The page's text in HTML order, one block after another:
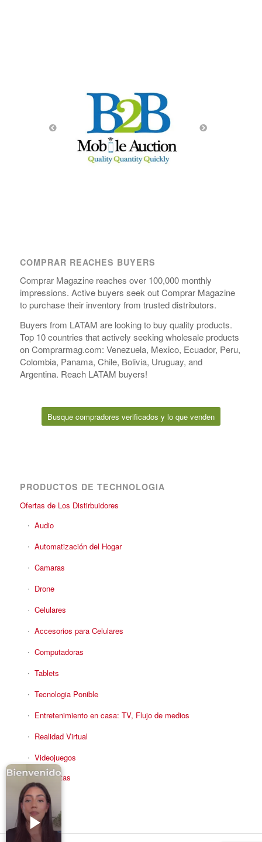
COMPRAR REACHES BUYERS
Comprar Magazine reaches over 100,000 monthly
impressions. Active buyers seek out Comprar Magazine
to purchase their inventory from trusted distributors.
Buyers from LATAM are looking to buy quality products.
Top 10 countries that actively seeking wholesale products
on Comprarmag.com: Venezuela, Mexico, Ecuador, Peru,
Colombia, Panama, Chile, Bolivia, Uruguay, and
Argentina. Reach LATAM buyers!
Busque compradores verificados y lo que venden
PRODUCTOS DE TECHNOLOGIA
Ofertas de Los Distirbuidores
Audio
Automatización del Hogar
Camaras
Drone
Celulares
Accesorios para Celulares
Computadoras
Tablets
Tecnologia Ponible
Entretenimiento en casa: TV, Flujo de medios
Realidad Virtual
Videojuegos
Reciba Ofertas